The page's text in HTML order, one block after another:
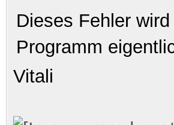
Dieses Fehler
Programm
Vitali